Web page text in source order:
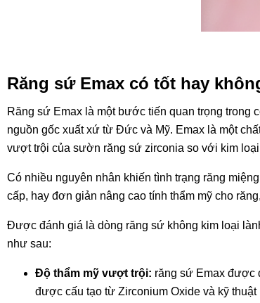
Răng sứ Emax có tốt hay
Răng sứ Emax là một bước tiến quan trọng trong
nguồn gốc xuất xứ từ Đức và Mỹ. Emax là một
vượt trội của sườn răng sứ zirconia so với kim
Có nhiều nguyên nhân khiến tình trạng răng
cấp, hay đơn giản nâng cao tính thẩm mỹ cho
Được đánh giá là dòng răng sứ không kim loại
như sau:
Độ thẩm mỹ vượt trội: răng sứ Emax được
được cấu tạo từ Zirconium Oxide và kỹ